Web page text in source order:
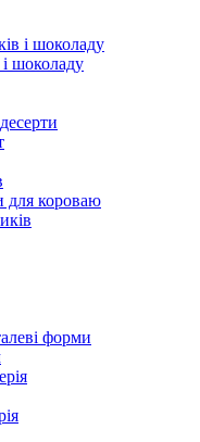
і шоколаду
шоколаду
для короваю
форми